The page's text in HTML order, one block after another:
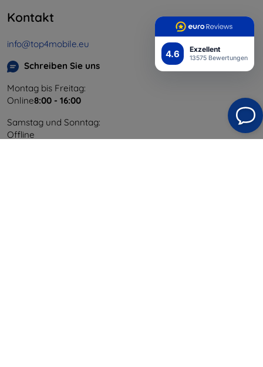
4.6 Exzellent
13575 Bewertungen
Kontakt
info@top4mobile.eu
Schreiben Sie uns
Montag bis Freitag:
Online8:00 - 16:00
Samstag und Sonntag:
Offline